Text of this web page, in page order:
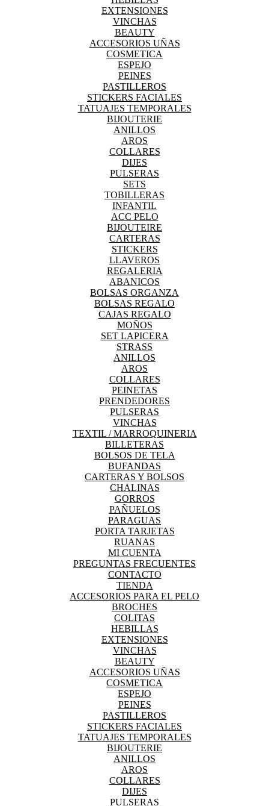
EXTENSIONES
VINCHAS
BEAUTY
ACCESORIOS UÑAS
COSMETICA
ESPEJO
PEINES
PASTILLEROS
STICKERS FACIALES
TATUAJES TEMPORALES
BIJOUTERIE
ANILLOS
AROS
COLLARES
DIJES
PULSERAS
SETS
TOBILLERAS
INFANTIL
ACC PELO
BIJOUTEIRE
CARTERAS
STICKERS
LLAVEROS
REGALERIA
ABANICOS
BOLSAS ORGANZA
BOLSAS REGALO
CAJAS REGALO
MOÑOS
SET LAPICERA
STRASS
ANILLOS
AROS
COLLARES
PEINETAS
PRENDEDORES
PULSERAS
VINCHAS
TEXTIL / MARROQUINERIA
BILLETERAS
BOLSOS DE TELA
BUFANDAS
CARTERAS Y BOLSOS
CHALINAS
GORROS
PAÑUELOS
PARAGUAS
PORTA TARJETAS
RUANAS
MI CUENTA
PREGUNTAS FRECUENTES
CONTACTO
TIENDA
ACCESORIOS PARA EL PELO
BROCHES
COLITAS
HEBILLAS
EXTENSIONES
VINCHAS
BEAUTY
ACCESORIOS UÑAS
COSMETICA
ESPEJO
PEINES
PASTILLEROS
STICKERS FACIALES
TATUAJES TEMPORALES
BIJOUTERIE
ANILLOS
AROS
COLLARES
DIJES
PULSERAS